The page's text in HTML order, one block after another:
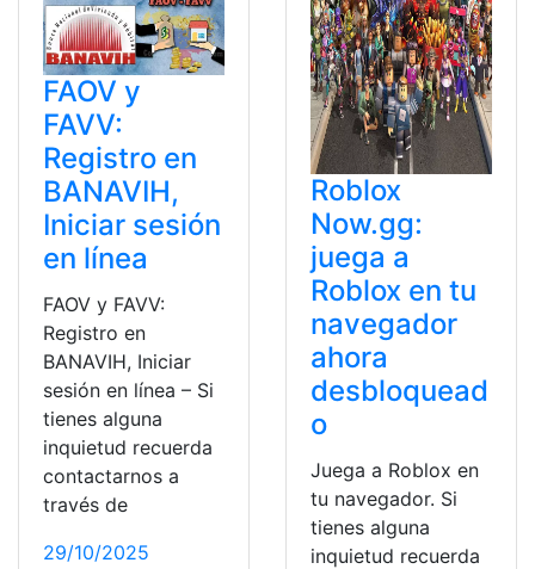
FAOV y
FAVV:
Registro en
BANAVIH,
Iniciar sesión
en línea
FAOV y FAVV:
Registro en
BANAVIH, Iniciar
sesión en línea – Si
tienes alguna
inquietud recuerda
contactarnos a
través de
29/10/2025
Roblox
Now.gg:
juega a
Roblox en tu
navegador
ahora
desbloquead
o
Juega a Roblox en
tu navegador. Si
tienes alguna
inquietud recuerda